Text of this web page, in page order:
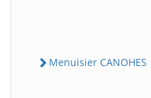
Menuisier CANOHES